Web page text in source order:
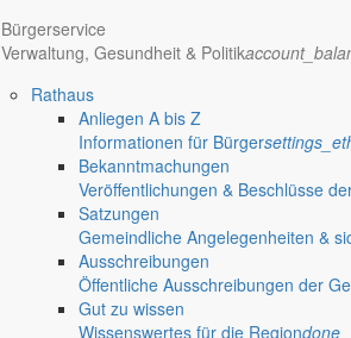
Bürgerservice
Verwaltung, Gesundheit & Politik
Rathaus
Anliegen A bis Z
Informationen für Bürger
Bekanntmachungen
Veröffentlichungen & Beschlüsse
Satzungen
Gemeindliche Angelegenheiten &
Ausschreibungen
Öffentliche Ausschreibungen der
Gut zu wissen
Wissenswertes für die Regiondone